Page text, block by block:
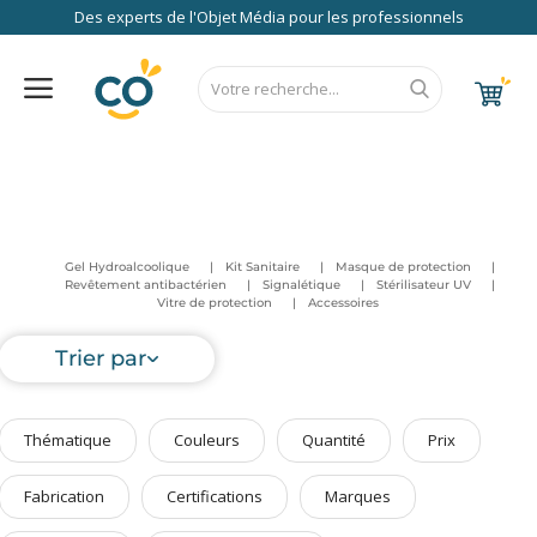
Des experts de l'Objet Média pour les professionnels
Bagageries & Sacs
Textiles & Accessoires
Parapluies & Parasols
Gourmandises
Art de la Table
Gel Hydroalcoolique Kit Sanitaire
Masque de protection
Revêtement antibactérien
Signalétique
Stérilisateur UV
Vitre de protection
Accessoires
Trier par
Thématique Couleurs Quantité Prix
Fabrication Certifications Marques